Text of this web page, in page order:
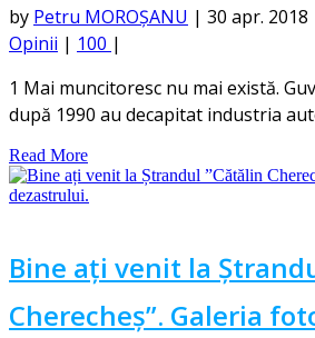
by Petru MOROȘANU | 30 apr. 2018
Opinii | 100 |
1 Mai muncitoresc nu mai există.
după 1990 au decapitat industria
Read More
Bine ați venit la
Cherecheș”. Galeria